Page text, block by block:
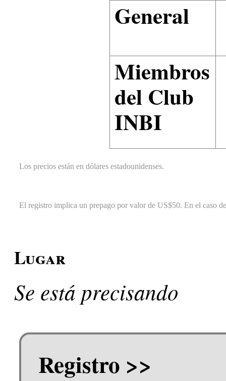
General
Miembros
del Club
INBI
Los precios están en dólares estadounidenses.
El registro implica un prepago por valor de US$50. En el caso
Lugar
Se está precisando
Registro >>